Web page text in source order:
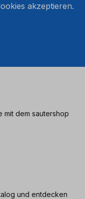
akzeptieren.
mit dem sautershop
und entdecken